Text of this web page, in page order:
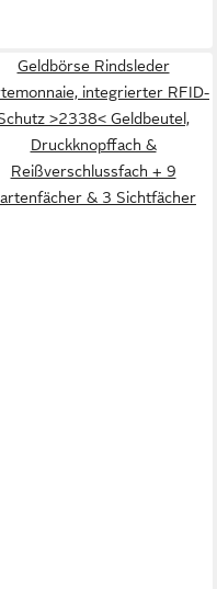
Geldbörse Rindsleder
integrierter RFID-
>2338< Geldbeutel,
Druckknopffach &
Reißverschlussfach + 9
& 3 Sichtfächer